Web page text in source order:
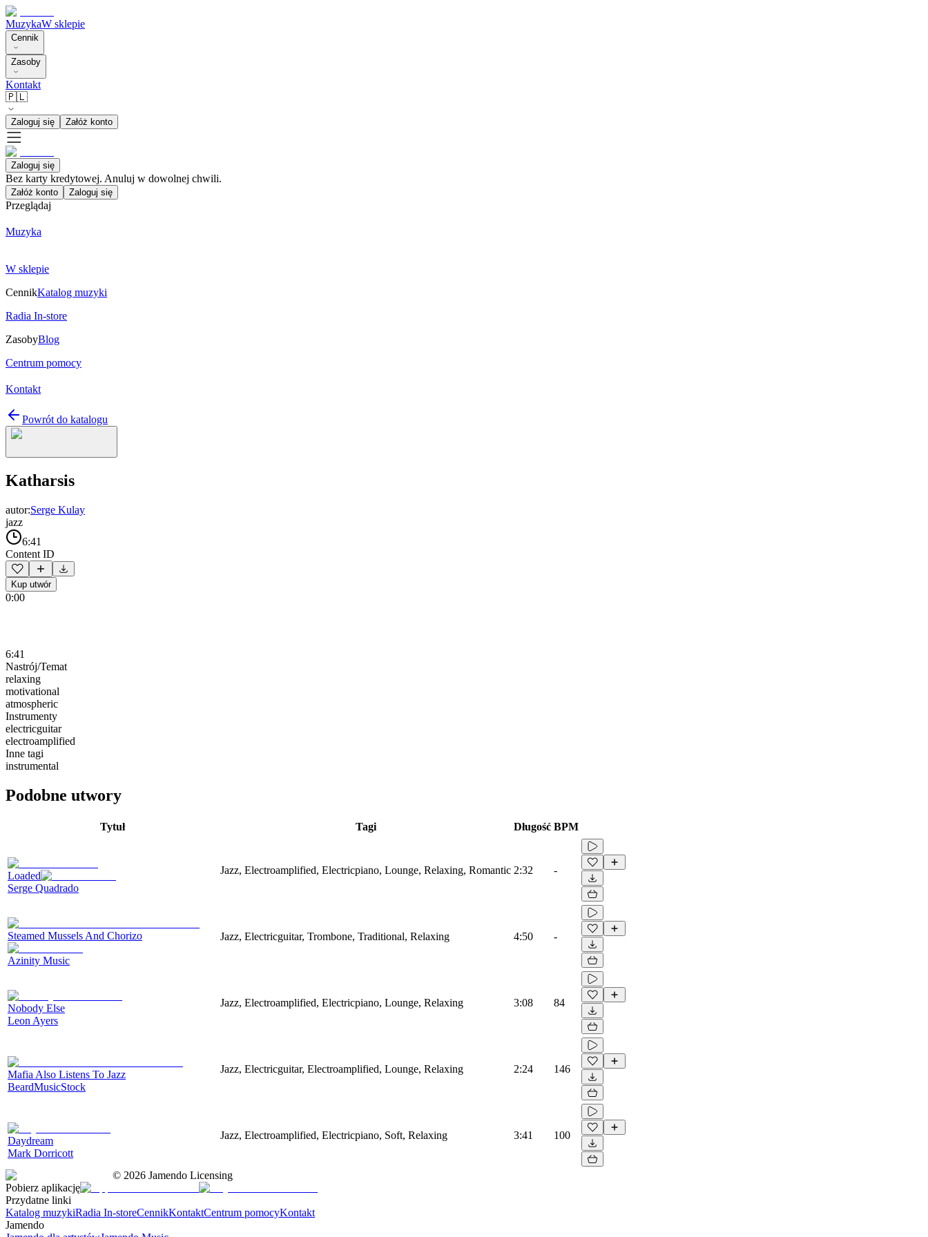
MuzykaW sklepie
Cennik
Zasoby
Kontakt
🇵🇱
Zaloguj się Załóż konto
Zaloguj się
Bez karty kredytowej. Anuluj w dowolnej chwili.
Załóż konto Zaloguj się
Przeglądaj
Muzyka
W sklepie
CennikKatalog muzyki
Radia In-store
ZasobyBlog
Centrum pomocy
Kontakt
Powrót do katalogu
Katharsis
autor:Serge Kulay
jazz
6:41
Content ID
Kup utwór
0:00
6:41
Nastrój/Temat
relaxing
motivational
atmospheric
Instrumenty
electricguitar
electroamplified
Inne tagi
instrumental
Podobne utwory
Tytuł Tagi Długość BPM
Loaded
Serge Quadrado
Jazz, Electroamplified, Electricpiano, Lounge, Relaxing, Romantic 2:32 -
Steamed Mussels And Chorizo
Azinity Music
Jazz, Electricguitar, Trombone, Traditional, Relaxing 4:50 -
Nobody Else
Leon Ayers
Jazz, Electroamplified, Electricpiano, Lounge, Relaxing 3:08 84
Mafia Also Listens To Jazz
BeardMusicStock
Jazz, Electricguitar, Electroamplified, Lounge, Relaxing 2:24 146
Daydream
Mark Dorricott
Jazz, Electroamplified, Electricpiano, Soft, Relaxing 3:41 100
© 2026 Jamendo Licensing
Pobierz aplikację
Przydatne linki
Katalog muzykiRadia In-storeCennikKontaktCentrum pomocyKontakt
Jamendo